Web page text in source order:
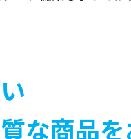
な商品